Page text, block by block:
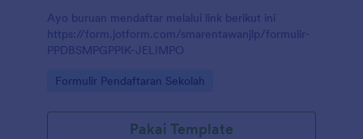
Ayo buruan mendaftar melalui link berikut ini
https://form.jotform.com/smarentawanjlp/formulir-
PPDBSMPGPPIK-JELIMPO
Go to Category:
Formulir Pendaftaran Sekolah
Pakai Template